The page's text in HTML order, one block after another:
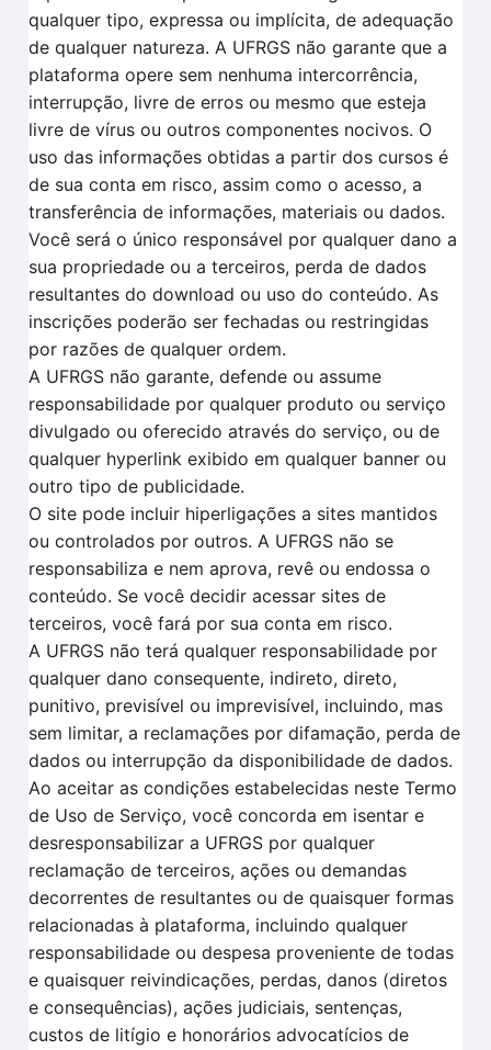
qualquer tipo, expressa ou implícita, de adequação
de qualquer natureza. A UFRGS não garante que a
plataforma opere sem nenhuma intercorrência,
interrupção, livre de erros ou mesmo que esteja
livre de vírus ou outros componentes nocivos. O
uso das informações obtidas a partir dos cursos é
de sua conta em risco, assim como o acesso, a
transferência de informações, materiais ou dados.
Você será o único responsável por qualquer dano a
sua propriedade ou a terceiros, perda de dados
resultantes do download ou uso do conteúdo. As
inscrições poderão ser fechadas ou restringidas
por razões de qualquer ordem.
A UFRGS não garante, defende ou assume
responsabilidade por qualquer produto ou serviço
divulgado ou oferecido através do serviço, ou de
qualquer hyperlink exibido em qualquer banner ou
outro tipo de publicidade.
O site pode incluir hiperligações a sites mantidos
ou controlados por outros. A UFRGS não se
responsabiliza e nem aprova, revê ou endossa o
conteúdo. Se você decidir acessar sites de
terceiros, você fará por sua conta em risco.
A UFRGS não terá qualquer responsabilidade por
qualquer dano consequente, indireto, direto,
punitivo, previsível ou imprevisível, incluindo, mas
sem limitar, a reclamações por difamação, perda de
dados ou interrupção da disponibilidade de dados.
Ao aceitar as condições estabelecidas neste Termo
de Uso de Serviço, você concorda em isentar e
desresponsabilizar a UFRGS por qualquer
reclamação de terceiros, ações ou demandas
decorrentes de resultantes ou de quaisquer formas
relacionadas à plataforma, incluindo qualquer
responsabilidade ou despesa proveniente de todas
e quaisquer reivindicações, perdas, danos (diretos
e consequências), ações judiciais, sentenças,
custos de litígio e honorários advocatícios de